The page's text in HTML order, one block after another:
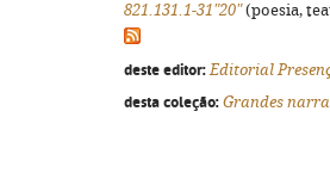
821.131.1-31"20"(poesia,
deste editor: Editorial
desta coleção: Grandes